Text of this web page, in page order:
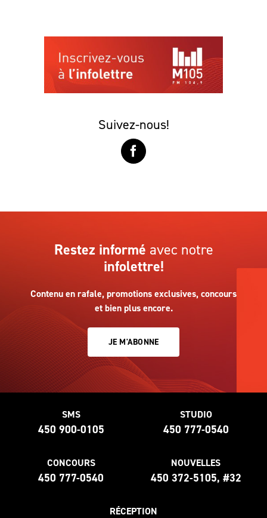
Suivez-nous!
Restez informé avec notre
infolettre!
Contenu en rafale, promotions exclusives, concours
et bien plus encore.
JE M'ABONNE
SMS
450 900-0105
STUDIO
450 777-0540
CONCOURS
450 777-0540
NOUVELLES
450 372-5105, #32
RÉCEPTION